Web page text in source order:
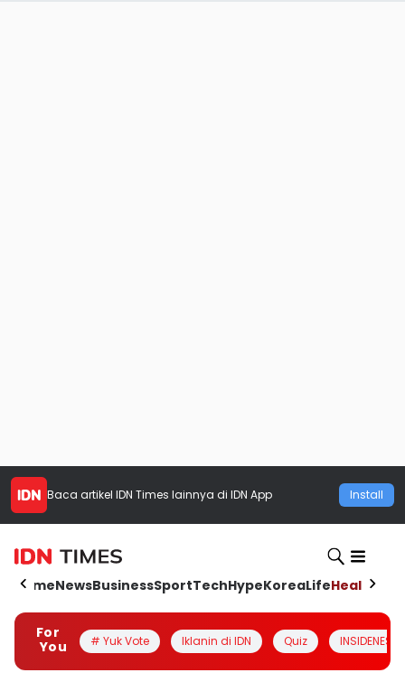
Baca artikel IDN Times lainnya di IDN App Install
HomeNewsBusinessSportTechHypeKoreaLifeHealth
For
You
# Yuk Vote Iklanin di IDN Quiz INSIDENESIA